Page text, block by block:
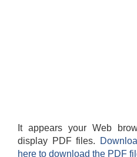
It appears your Web
display PDF files.
here to download the PDF